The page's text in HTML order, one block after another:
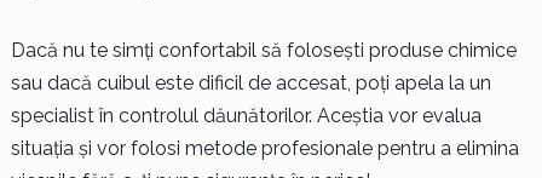
Dacă nu te simți confortabil să folosești produse chimice
sau dacă cuibul este dificil de accesat, poți apela la un
specialist în controlul dăunătorilor. Aceștia vor evalua
situația și vor folosi metode profesionale pentru a elimina